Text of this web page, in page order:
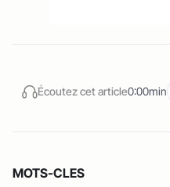
Écoutez cet article0:00min
MOTS-CLES